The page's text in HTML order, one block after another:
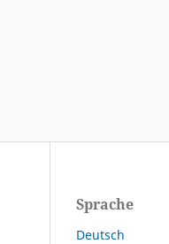
Sprache
Deutsch